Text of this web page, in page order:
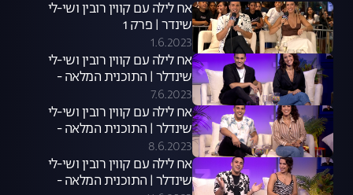
אח לילה עם קווין רובין ושי-לי
שינדר | פרק 1
1.6.2023
אח לילה עם קווין רובין ושי-לי
שינדלר | התוכנית המלאה -
06.06.23
7.6.2023
אח לילה עם קווין רובין ושי-לי
שינדלר | התוכנית המלאה -
07.06.23
8.6.2023
אח לילה עם קווין רובין ושי-לי
שינדלר | התוכנית המלאה -